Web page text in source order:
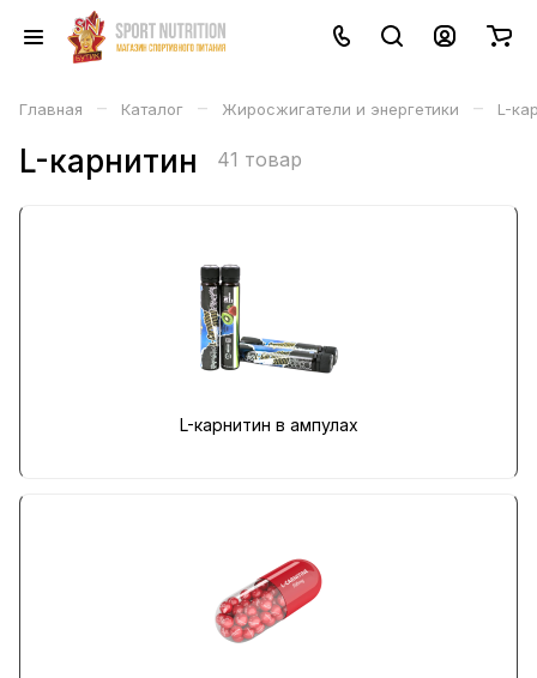
Главная – Каталог – Жиросжигатели и энергетики – L-
L-карнитин 41 товар
L-карнитин в ампулах